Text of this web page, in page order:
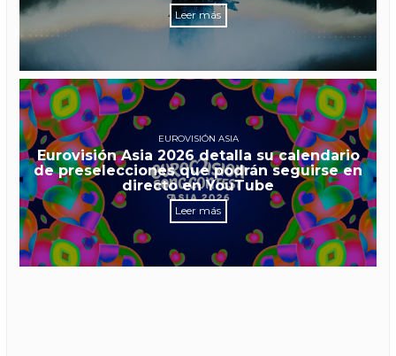
Leer más
EUROVISIÓN ASIA
Eurovisión Asia 2026 detalla su calendario
de preselecciones que podrán seguirse en
directo en YouTube
Leer más